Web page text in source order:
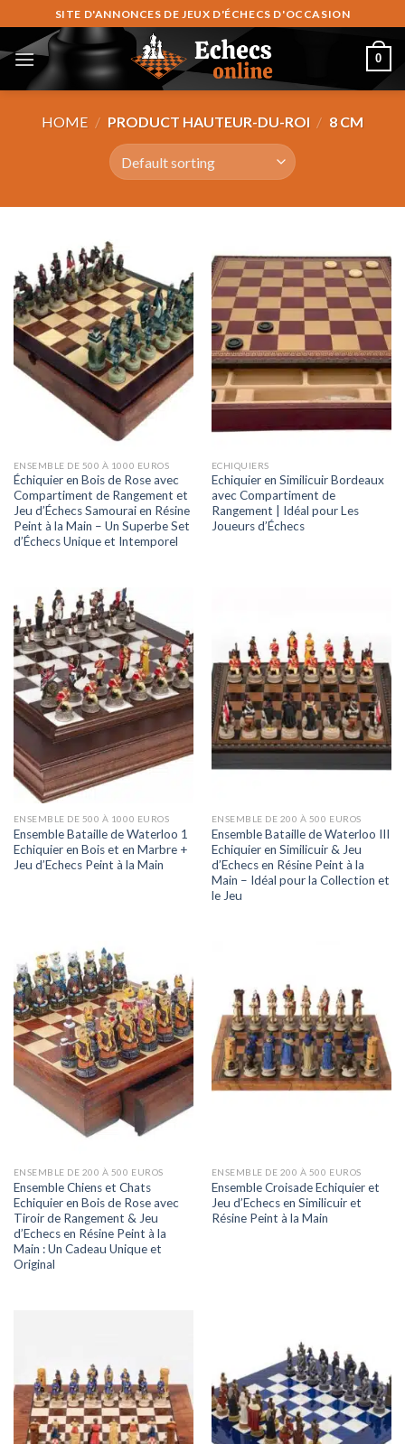
to
content
SITE D'ANNONCES DE JEUX D'ÉCHECS D'OCCASION
0
HOME / PRODUCT HAUTEUR-DU-ROI / 8 CM
ENSEMBLE DE 500 À 1000 EUROS
Échiquier en Bois de Rose avec
Compartiment de Rangement et
Jeu d’Échecs Samourai en Résine
Peint à la Main – Un Superbe Set
d’Échecs Unique et Intemporel
ECHIQUIERS
Echiquier en Similicuir Bordeaux
avec Compartiment de
Rangement | Idéal pour Les
Joueurs d’Échecs
ENSEMBLE DE 500 À 1000 EUROS
Ensemble Bataille de Waterloo 1
Echiquier en Bois et en Marbre +
Jeu d’Echecs Peint à la Main
ENSEMBLE DE 200 À 500 EUROS
Ensemble Bataille de Waterloo III
Echiquier en Similicuir & Jeu
d’Echecs en Résine Peint à la
Main – Idéal pour la Collection et
le Jeu
ENSEMBLE DE 200 À 500 EUROS
Ensemble Chiens et Chats
Echiquier en Bois de Rose avec
Tiroir de Rangement & Jeu
d’Echecs en Résine Peint à la
Main : Un Cadeau Unique et
Original
ENSEMBLE DE 200 À 500 EUROS
Ensemble Croisade Echiquier et
Jeu d’Echecs en Similicuir et
Résine Peint à la Main